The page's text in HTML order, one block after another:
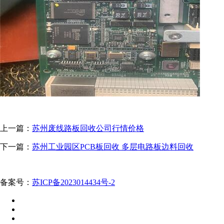
上一篇： 苏州废线路板回收公司行情价格
下一篇： 苏州工业园区PCB板回收 多层电路板边料回收
备案号： 苏ICP备2023014434号-2